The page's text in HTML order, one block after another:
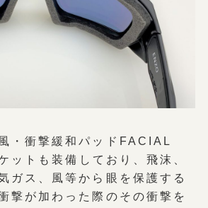
・衝撃緩和パッドFACIAL
トも装備しており、飛沫、
ガス、風等から眼を保護する
撃が加わった際のその衝撃を